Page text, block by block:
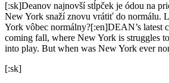
[:sk]Deanov najnovší stĺpček je ódou na
New York snaží znovu vrátiť do normálu.
York vôbec normálny?[:en]DEAN’s latest
coming fall, where New York is struggles
into play. But when was New York ever
[:sk]